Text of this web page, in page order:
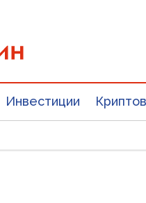
Инвестиции